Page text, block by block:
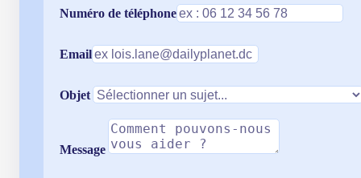
Numéro de téléphone
Email
Objet
Message